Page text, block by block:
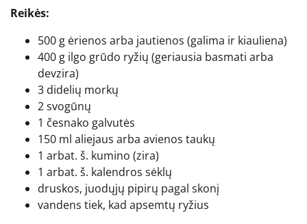
Reikės:
500 g ėrienos arba jautienos (galima ir kiauliena)
400 g ilgo grūdo ryžių (geriausia basmati arba
devzira)
3 didelių morkų
2 svogūnų
1 česnako galvutės
150 ml aliejaus arba avienos taukų
1 arbat. š. kumino (zira)
1 arbat. š. kalendros sėklų
druskos, juodųjų pipirų pagal skonį
vandens tiek, kad apsemtų ryžius